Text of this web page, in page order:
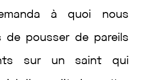
à quoi nous
de pousser de pareils
sur un saint qui